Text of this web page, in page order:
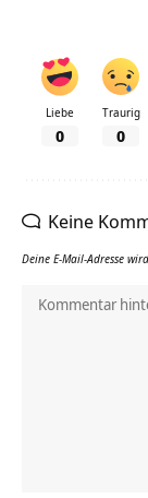
Liebe
0
Traurig
0
Keine
Deine E-Mail-Adresse